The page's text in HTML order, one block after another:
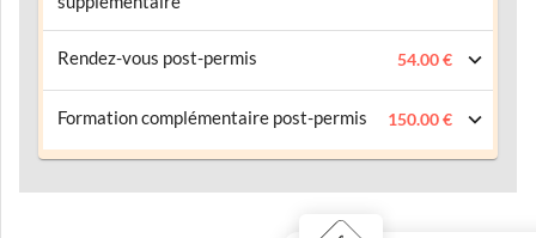
Rendez-vous post-permis 54.00 €
Formation complémentaire post-permis 150.00 €